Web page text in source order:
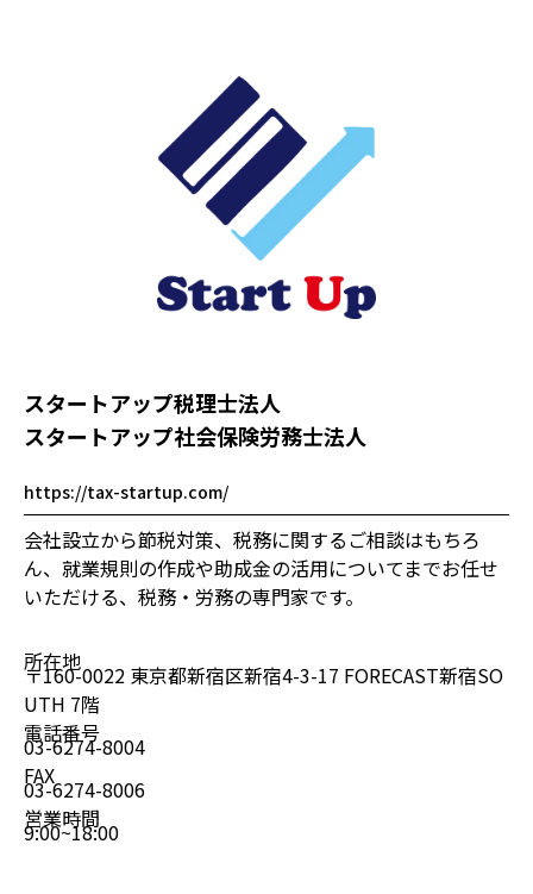
スタートアップ税理士法人
スタートアップ社会保険労務士法人
https://tax-startup.com/
会社設立から節税対策、税務に関するご相談はもちろ
ん、就業規則の作成や助成金の活用についてまでお任せ
いただける、税務・労務の専門家です。
所在地
〒160-0022 東京都新宿区新宿4-3-17 FORECAST新宿SO
UTH 7階
電話番号
03-6274-8004
FAX
03-6274-8006
営業時間
9:00~18:00